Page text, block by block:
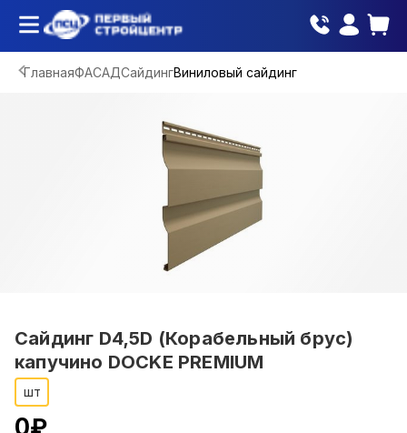
ГлавнаяФАСАДСайдингВиниловый сайдинг
Сайдинг D4,5D (Корабельный брус)
капучино DOCKE PREMIUM
шт
0₽